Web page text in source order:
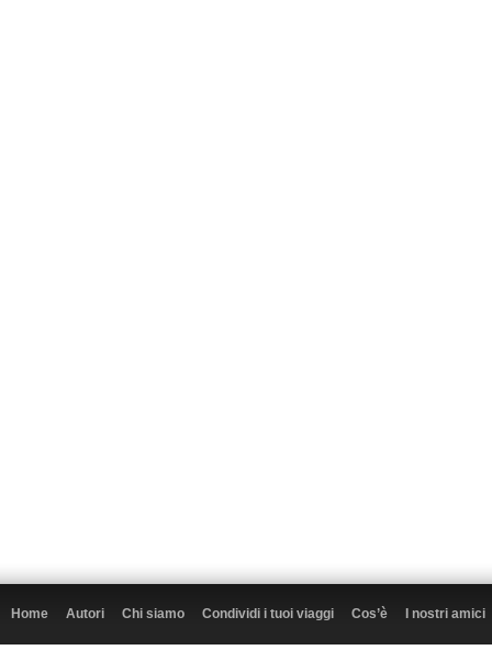
Home Autori Chi siamo Condividi i tuoi viaggi Cos’è I nostri amici